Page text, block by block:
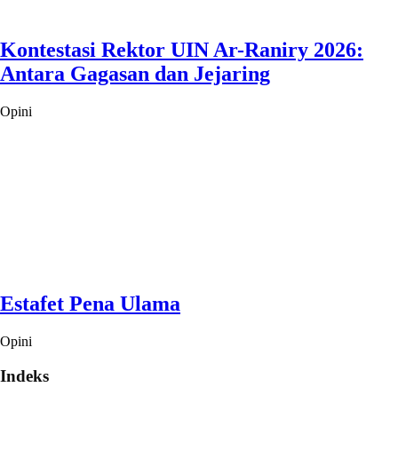
Kontestasi Rektor UIN Ar-Raniry 2026:
Antara Gagasan dan Jejaring
Opini
Estafet Pena Ulama
Opini
Indeks